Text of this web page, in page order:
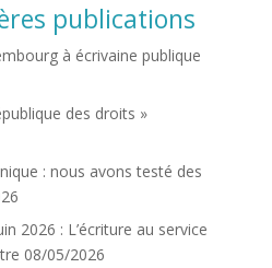
publications
à écrivaine publique
des droits »
: nous avons testé des
2026 : L’écriture au service
08/05/2026